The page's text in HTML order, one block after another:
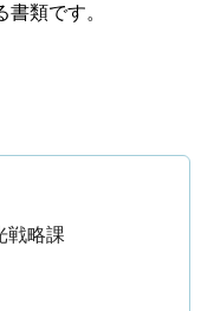
類です。
戦略課